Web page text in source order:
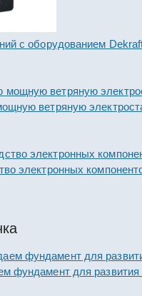
с оборудованием
ветряную
электронных
фундамент для развития